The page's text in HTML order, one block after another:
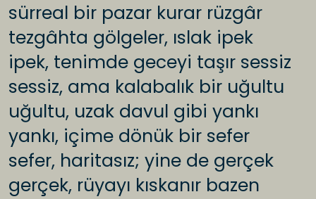
sürreal bir pazar kurar rüzgâr
tezgâhta gölgeler, ıslak ipek
ipek, tenimde geceyi taşır sessiz
sessiz, ama kalabalık bir uğultu
uğultu, uzak davul gibi yankı
yankı, içime dönük bir sefer
sefer, haritasız; yine de gerçek
gerçek, rüyayı kıskanır bazen